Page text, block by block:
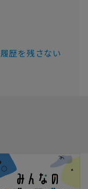
履歴を残さない